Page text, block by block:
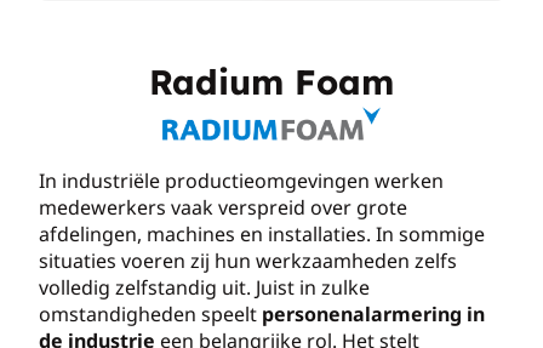
Radium Foam
In industriële productieomgevingen werken
medewerkers vaak verspreid over grote
afdelingen, machines en installaties. In sommige
situaties voeren zij hun werkzaamheden zelfs
volledig zelfstandig uit. Juist in zulke
omstandigheden speelt personenalarmering in
de industrie een belangrijke rol. Het stelt